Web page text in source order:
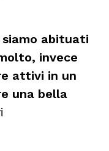
siamo abituati
invece
attivi in un
una bella